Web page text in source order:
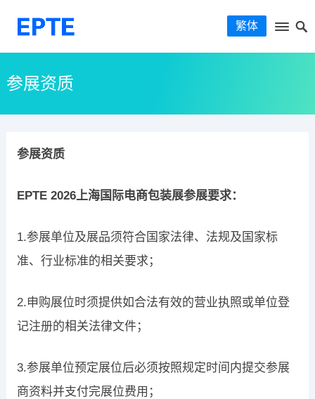
繁体
参展资质
参展资质
EPTE 2026上海国际电商包装展参展要求：
1.参展单位及展品须符合国家法律、法规及国家标
准、行业标准的相关要求；
2.申购展位时须提供如合法有效的营业执照或单位登
记注册的相关法律文件；
3.参展单位预定展位后必须按照规定时间内提交参展
商资料并支付完展位费用；